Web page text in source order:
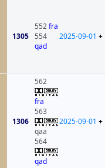
1305
552fra
554
qad
2025-09-01 +
1306
562
fra
563
qaa
564
qad
2025-09-01 +